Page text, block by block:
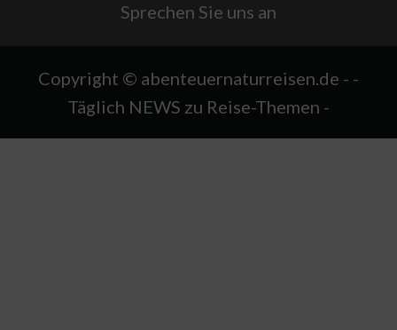
Sprechen Sie uns an
Copyright © abenteuernaturreisen.de - -
Täglich NEWS zu Reise-Themen -